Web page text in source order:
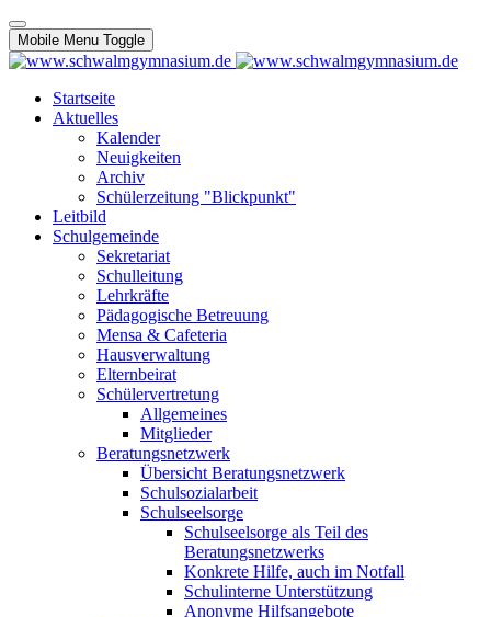
Mobile Menu Toggle
Startseite
Aktuelles
Kalender
Neuigkeiten
Archiv
Schülerzeitung "Blickpunkt"
Leitbild
Schulgemeinde
Sekretariat
Schulleitung
Lehrkräfte
Pädagogische Betreuung
Mensa & Cafeteria
Hausverwaltung
Elternbeirat
Schülervertretung
Allgemeines
Mitglieder
Beratungsnetzwerk
Übersicht Beratungsnetzwerk
Schulsozialarbeit
Schulseelsorge
Schulseelsorge als Teil des
Beratungsnetzwerks
Konkrete Hilfe, auch im Notfall
Schulinterne Unterstützung
Anonyme Hilfsangebote